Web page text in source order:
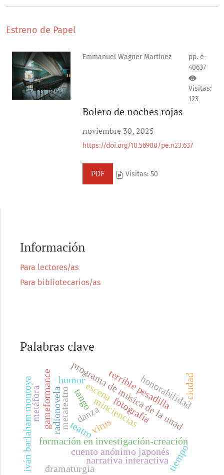
Estreno de Papel
Emmanuel Wagner Martínez
pp. e-
40637
Visitas:
123
Bolero de noches rojas
noviembre 30, 2025
https://doi.org/10.56908/pe.n23.637
PDF Visitas: 50
Información
Para lectores/as
Para bibliotecarios/as
Palabras clave
fotografía
escena
teatro
danza
formación en investigación-creación
programa de música de la unad
minciencias
tango
cuento anónimo japonés
terrible pesadilla
honorabilidad
metateatro
radionovela
iván barlaham montoya humor
tiempo
gameformance
narrativa interactiva
metáfora
virus
dramaturgia
ciudad